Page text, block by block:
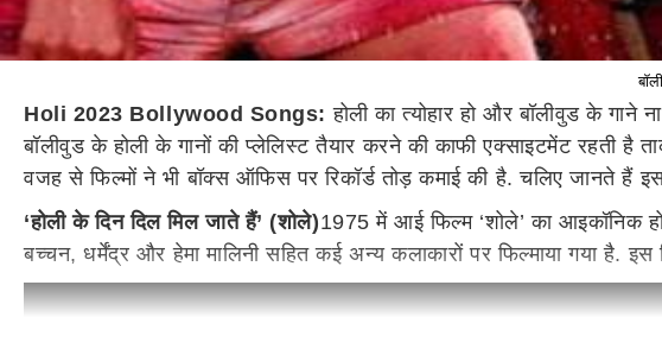
Holi 2023 Bollywood Songs: होली का त्योहार हो और बॉलीवुड के गाने
बॉलीवुड के होली के गानों की प्लेलिस्ट तैयार करने की काफी एक्साइटमेंट रहती
वजह से फिल्मों ने भी बॉक्स ऑफिस पर रिकॉर्ड तोड़ कमाई की है. चलिए जानते हैं
‘होली के दिन दिल मिल जाते हैं’ (शोले)1975 में आई फिल्म ‘शोले’ का आइकॉनिक
बच्चन, धर्मेंद्र और हेमा मालिनी सहित कई अन्य कलाकारों पर फिल्माया गया